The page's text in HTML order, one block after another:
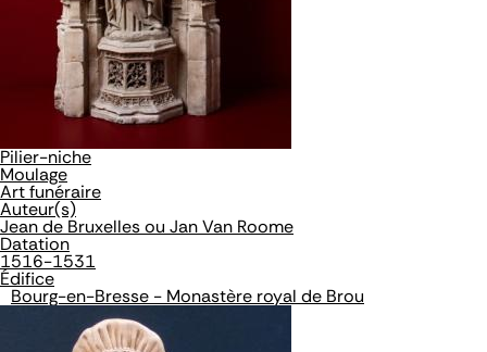
Pilier-niche
Moulage
Art funéraire
Auteur(s)
Jean de Bruxelles ou Jan Van Roome
Datation
1516-1531
Édifice
Bourg-en-Bresse - Monastère royal de Brou